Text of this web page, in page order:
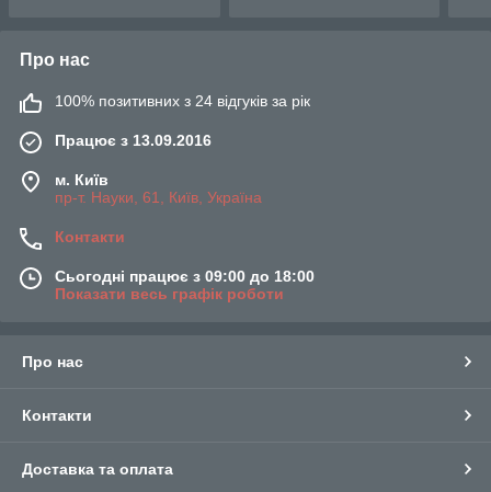
Про нас
100% позитивних з 24 відгуків за рік
Працює з 13.09.2016
м. Київ
пр-т. Науки, 61, Київ, Україна
Контакти
Сьогодні працює з 09:00 до 18:00
Показати весь графік роботи
Про нас
Контакти
Доставка та оплата